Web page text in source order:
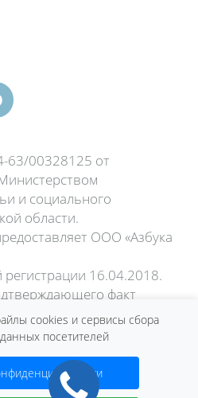
63/00328125 от
и социального
области.
ООО «Азбука
регистрации 16.04.2018.
факт
лице в
реестр юридических
№Р50007 от 15
оферты
cookies и сервисы сбора
посетителей